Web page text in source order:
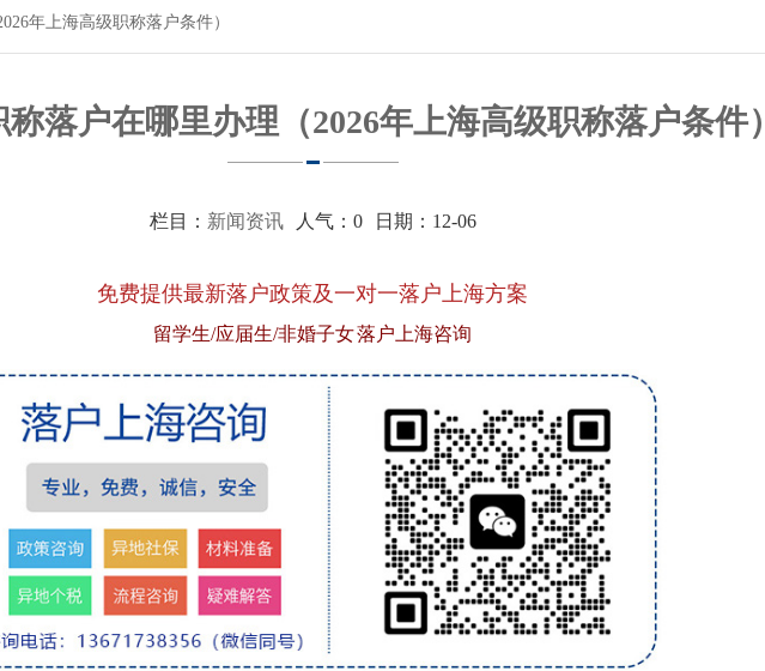
年上海高级职称落户条件）
落户在哪里办理（2026年上海高级职称落户条件）
栏目： 新闻资讯人气： 0日期：12-06
免费提供最新落户政策及一对一落户上海方案
留学生/应届生/非婚子女 落户上海咨询